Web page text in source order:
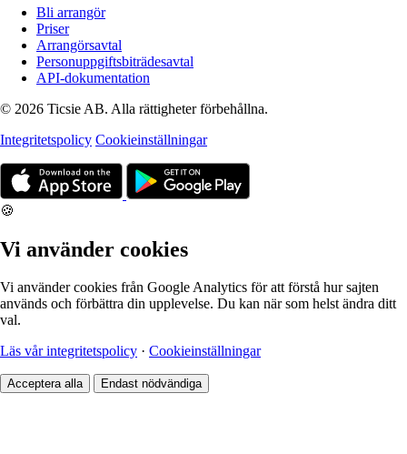
Bli arrangör
Priser
Arrangörsavtal
Personuppgiftsbiträdesavtal
API-dokumentation
© 2026 Ticsie AB. Alla rättigheter förbehållna.
Integritetspolicy Cookieinställningar
🍪
Vi använder cookies
Vi använder cookies från Google Analytics för att förstå hur sajten
används och förbättra din upplevelse. Du kan när som helst ändra ditt
val.
Läs vår integritetspolicy · Cookieinställningar
Acceptera alla Endast nödvändiga